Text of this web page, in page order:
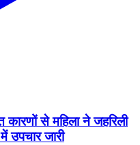
कारणों से महिला ने जहरिली
उपचार जारी